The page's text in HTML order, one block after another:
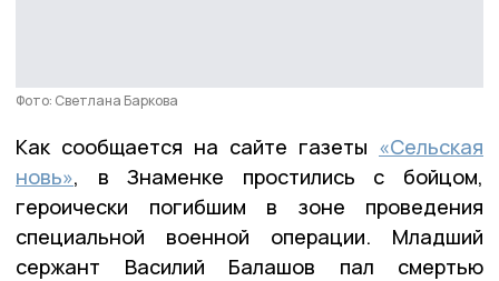
Фото: Светлана Баркова
Как сообщается на сайте газеты «Сельская
новь», в Знаменке простились с бойцом,
героически погибшим в зоне проведения
специальной военной операции. Младший
сержант Василий Балашов пал смертью